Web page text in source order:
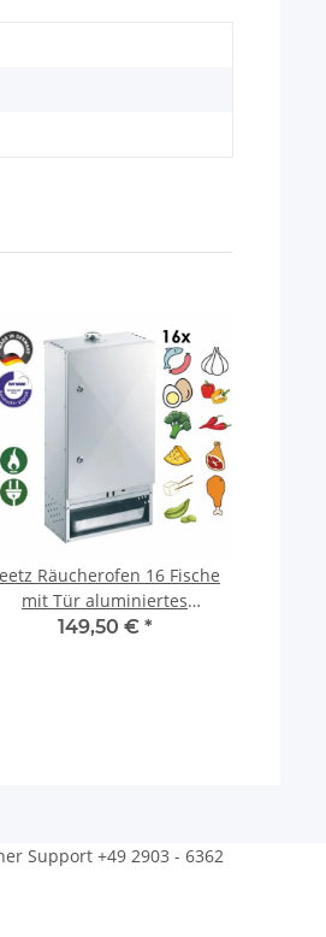
Räucherofen 16 Fische
mit Tür aluminiertes
Stahlblech 28 x 39 x 75 cm
149,50 € *
Support +49 2903 - 6362